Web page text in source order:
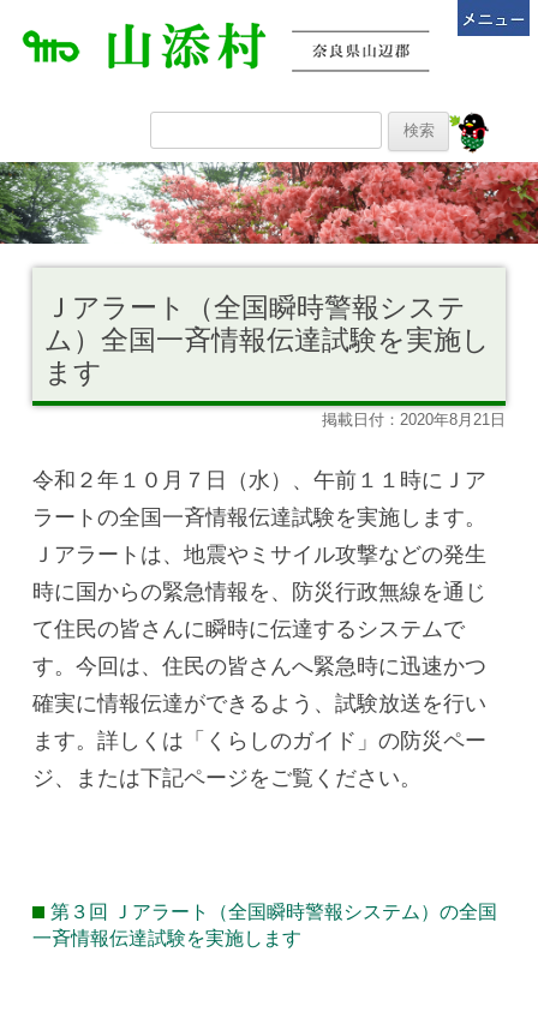
Ｊアラート（全国瞬時警報システ
ム）全国一斉情報伝達試験を実施し
ます
掲載日付：2020年8月21日
令和２年１０月７日（水）、午前１１時にＪア
ラートの全国一斉情報伝達試験を実施します。
Ｊアラートは、地震やミサイル攻撃などの発生
時に国からの緊急情報を、防災行政無線を通じ
て住民の皆さんに瞬時に伝達するシステムで
す。今回は、住民の皆さんへ緊急時に迅速かつ
確実に情報伝達ができるよう、試験放送を行い
ます。詳しくは「くらしのガイド」の防災ペー
ジ、または下記ページをご覧ください。
第３回 Ｊアラート（全国瞬時警報システム）の全国
一斉情報伝達試験を実施します